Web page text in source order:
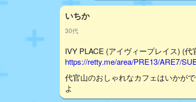
いちか
30代
IVY PLACE (アイヴィープレイス) (
https://retty.me/area/PRE13/ARE7/
代官山のおしゃれなカフェはいかが
よ